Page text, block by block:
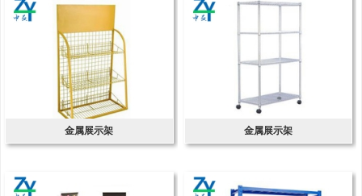
金属展示架 金属展示架